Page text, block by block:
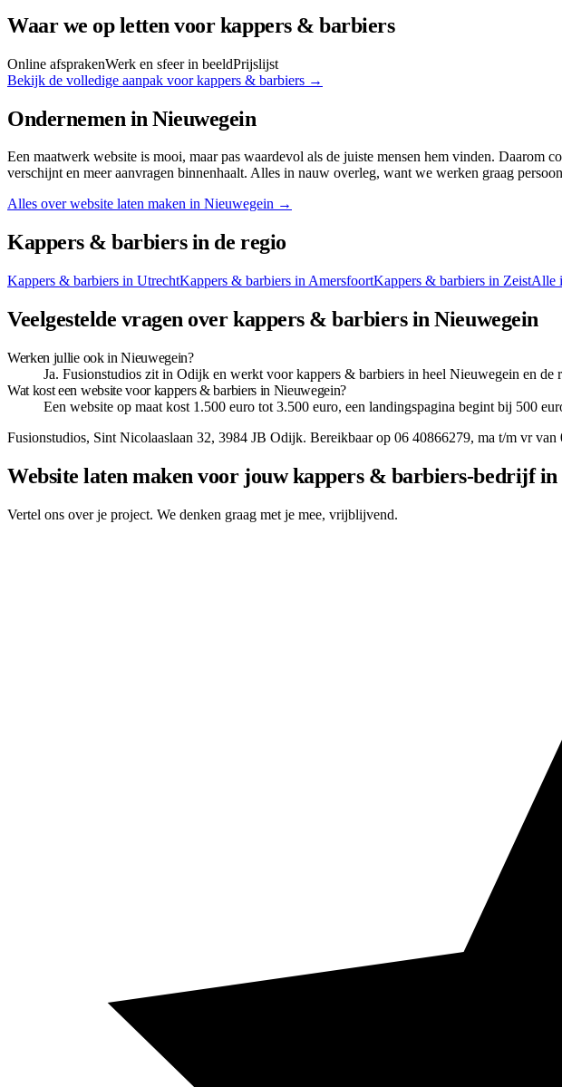
Waar we op letten voorkappers & barbiers
Online afsprakenWerk en sfeer in beeldPrijslijst
Bekijk de volledige aanpak voorkappers & barbiers →
Ondernemen inNieuwegein
Een maatwerk website is mooi, maar pas waardevol als de juiste mensen hem vinden.
verschijnt en meer aanvragen binnenhaalt. Alles in nauw overleg, want we werken graag
Alles over website laten maken in Nieuwegein →
Kappers & barbiersin de regio
Kappers & barbiers in UtrechtKappers & barbiers in AmersfoortKappers & barbiers in ZeistAlle
Veelgestelde vragen over kappers & barbiers in Nieuwegein
Werken jullie ook in Nieuwegein?
Ja. Fusionstudios zit in Odijk en werkt voor kappers & barbiers in heel Nieuwegein en
Wat kost een website voor kappers & barbiers in Nieuwegein?
Een website op maat kost 1.500 euro tot 3.500 euro, een landingspagina begint bij 500
Fusionstudios, Sint Nicolaaslaan 32, 3984 JB Odijk. Bereikbaar op 06 40866279, ma t/m vr van
Website laten maken voor jouw kappers & barbiers-bedrijf in
Vertel ons over je project. We denken graag met je mee, vrijblijvend.